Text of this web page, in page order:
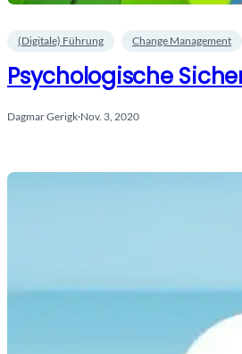
(Digitale) Führung Change Management
Psychologische
Dagmar Gerigk·Nov. 3, 2020